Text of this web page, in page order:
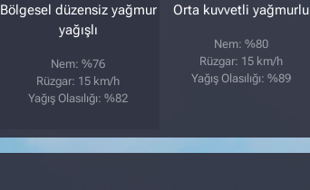
Bölgesel düzensiz yağmur
yağışlı
Nem: %76
Rüzgar: 15 km/h
Yağış Olasılığı: %82
Orta kuvvetli yağmurlu
Nem: %80
Rüzgar: 15 km/h
Yağış Olasılığı: %89